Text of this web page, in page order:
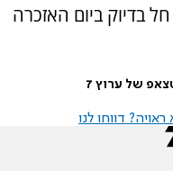
בדיוק ביום האזכרה
של ערוץ 7
דווחו לנו